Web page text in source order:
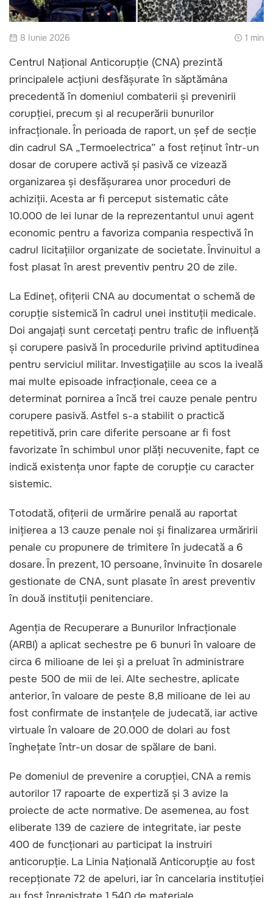
8 Iunie 2026 1 min
Centrul Național Anticorupție (CNA) prezintă
principalele acțiuni desfășurate în săptămâna
precedentă în domeniul combaterii și prevenirii
corupției, precum și al recuperării bunurilor
infracționale. În perioada de raport, un șef de secție
din cadrul SA „Termoelectrica” a fost reținut într-un
dosar de corupere activă și pasivă ce vizează
organizarea și desfășurarea unor proceduri de
achiziții. Acesta ar fi perceput sistematic câte
10.000 de lei lunar de la reprezentantul unui agent
economic pentru a favoriza compania respectivă în
cadrul licitațiilor organizate de societate. Învinuitul a
fost plasat în arest preventiv pentru 20 de zile.
La Edineț, ofițerii CNA au documentat o schemă de
corupție sistemică în cadrul unei instituții medicale.
Doi angajați sunt cercetați pentru trafic de influență
și corupere pasivă în procedurile privind aptitudinea
pentru serviciul militar. Investigațiile au scos la iveală
mai multe episoade infracționale, ceea ce a
determinat pornirea a încă trei cauze penale pentru
corupere pasivă. Astfel s-a stabilit o practică
repetitivă, prin care diferite persoane ar fi fost
favorizate în schimbul unor plăți necuvenite, fapt ce
indică existența unor fapte de corupție cu caracter
sistemic.
Totodată, ofițerii de urmărire penală au raportat
inițierea a 13 cauze penale noi și finalizarea urmăririi
penale cu propunere de trimitere în judecată a 6
dosare. În prezent, 10 persoane, învinuite în dosarele
gestionate de CNA, sunt plasate în arest preventiv
în două instituții penitenciare.
Agenția de Recuperare a Bunurilor Infracționale
(ARBI) a aplicat sechestre pe 6 bunuri în valoare de
circa 6 milioane de lei și a preluat în administrare
peste 500 de mii de lei. Alte sechestre, aplicate
anterior, în valoare de peste 8,8 milioane de lei au
fost confirmate de instanțele de judecată, iar active
virtuale în valoare de 20.000 de dolari au fost
înghețate într-un dosar de spălare de bani.
Pe domeniul de prevenire a corupției, CNA a remis
autorilor 17 rapoarte de expertiză și 3 avize la
proiecte de acte normative. De asemenea, au fost
eliberate 139 de caziere de integritate, iar peste
400 de funcționari au participat la instruiri
anticorupție. La Linia Națională Anticorupție au fost
recepționate 72 de apeluri, iar în cancelaria instituției